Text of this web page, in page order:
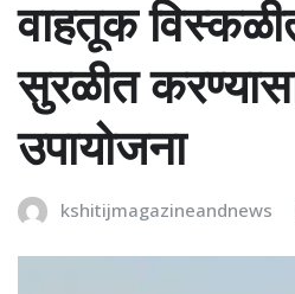
वाहतूक
सुरळीत
उपायोजना
kshitijmagazineandnews